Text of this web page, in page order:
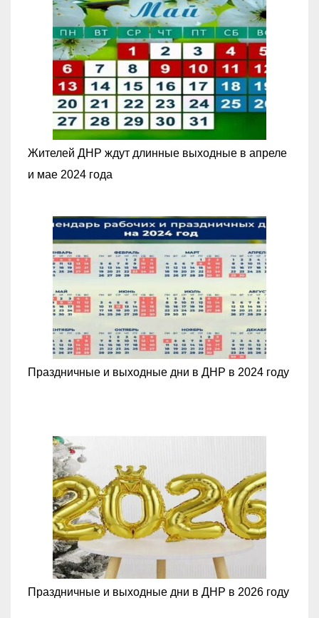
Жителей ДНР ждут длинные выходные в апреле
и мае 2024 года
Праздничные и выходные дни в ДНР в 2024 году
Праздничные и выходные дни в ДНР в 2026 году